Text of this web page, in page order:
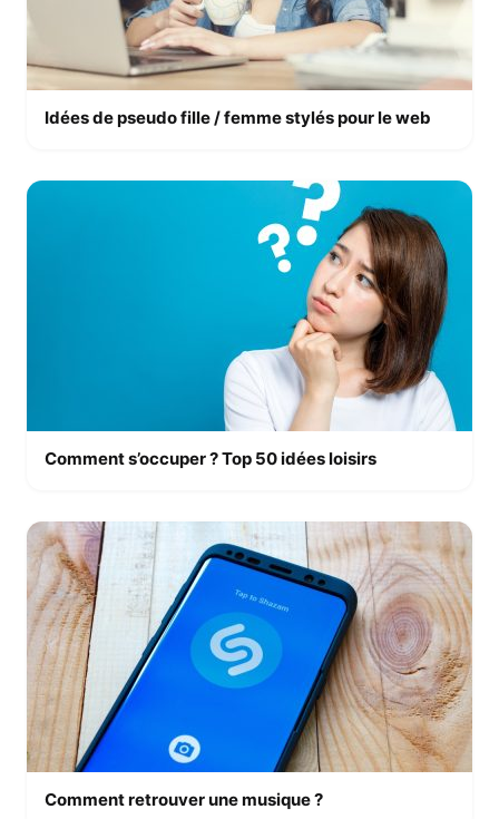
Idées de pseudo fille / femme stylés pour le web
Comment s’occuper ? Top 50 idées loisirs
Comment retrouver une musique ?